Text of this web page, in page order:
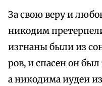
За свою веру и
никодим
изгнаны были из
ров, и спасен он
а никодима иудеи